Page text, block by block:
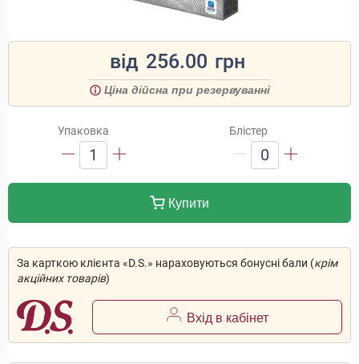
від 256.00 грн
Ціна дійсна при резервуванні
Упаковка
1
Блістер
0
Купити
За карткою клієнта «D.S.» нараховуються бонусні бали (крім
акційних товарів)
Вхід в кабінет